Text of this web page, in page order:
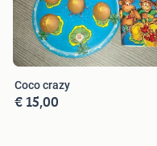
Coco crazy
€ 15,00